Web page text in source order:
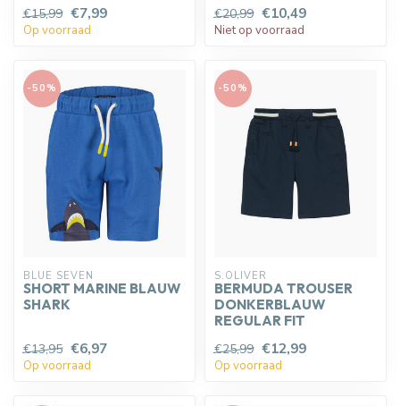
€15,99 €7,99
Op voorraad
€20,99 €10,49
Niet op voorraad
-50%
BLUE SEVEN
SHORT MARINE BLAUW
SHARK
€13,95 €6,97
Op voorraad
-50%
S.OLIVER
BERMUDA TROUSER
DONKERBLAUW
REGULAR FIT
€25,99 €12,99
Op voorraad